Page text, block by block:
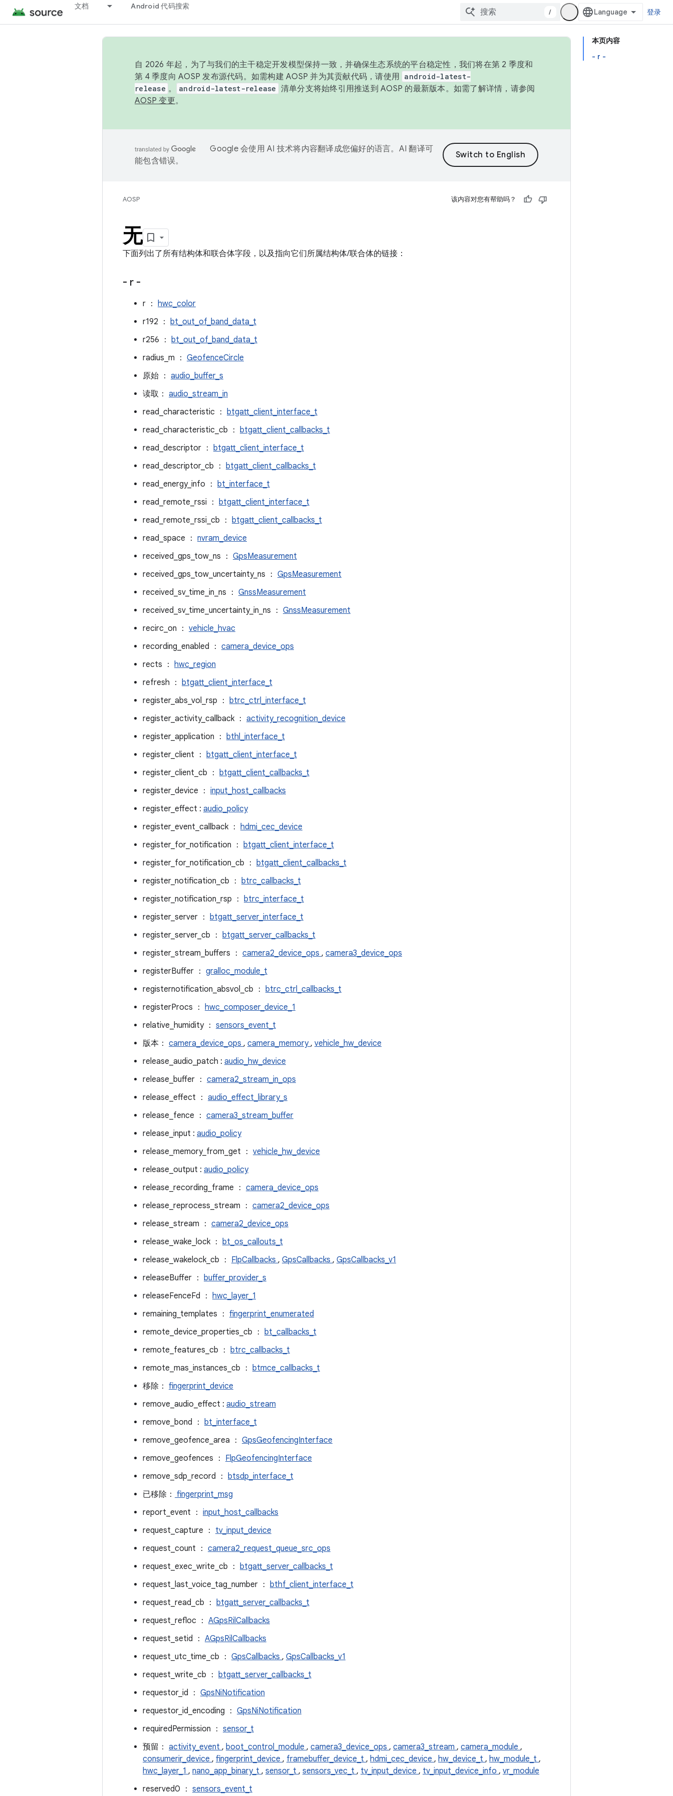
文档 Android 代码搜索
/ 登录
本页内容
- r -
自 2026 年起，为了与我们的主干稳定开发模型保持一致，并确保生态系统的平台稳定性，我们将在第 2 季度和
第 4 季度向 AOSP 发布源代码。如需构建 AOSP 并为其贡献代码，请使用 android-latest-
release 。 android-latest-release 清单分支将始终引用推送到 AOSP 的最新版本。如需了解详情，请参阅
AOSP 变更。
Google 会使用 AI 技术将内容翻译成您偏好的语言。AI 翻译可
能包含错误。
AOSP 该内容对您有帮助吗？
无
下面列出了所有结构体和联合体字段，以及指向它们所属结构体/联合体的链接：
- r -
r ： hwc_color
r192 ： bt_out_of_band_data_t
r256 ： bt_out_of_band_data_t
radius_m ： GeofenceCircle
原始 ： audio_buffer_s
读取： audio_stream_in
read_characteristic ： btgatt_client_interface_t
read_characteristic_cb ： btgatt_client_callbacks_t
read_descriptor ： btgatt_client_interface_t
read_descriptor_cb ： btgatt_client_callbacks_t
read_energy_info ： bt_interface_t
read_remote_rssi ： btgatt_client_interface_t
read_remote_rssi_cb ： btgatt_client_callbacks_t
read_space ： nvram_device
received_gps_tow_ns ： GpsMeasurement
received_gps_tow_uncertainty_ns ： GpsMeasurement
received_sv_time_in_ns ： GnssMeasurement
received_sv_time_uncertainty_in_ns ： GnssMeasurement
recirc_on ： vehicle_hvac
recording_enabled ： camera_device_ops
rects ： hwc_region
refresh ： btgatt_client_interface_t
register_abs_vol_rsp ： btrc_ctrl_interface_t
register_activity_callback ： activity_recognition_device
register_application ： bthl_interface_t
register_client ： btgatt_client_interface_t
register_client_cb ： btgatt_client_callbacks_t
register_device ： input_host_callbacks
register_effect : audio_policy
register_event_callback ： hdmi_cec_device
register_for_notification ： btgatt_client_interface_t
register_for_notification_cb ： btgatt_client_callbacks_t
register_notification_cb ： btrc_callbacks_t
register_notification_rsp ： btrc_interface_t
register_server ： btgatt_server_interface_t
register_server_cb ： btgatt_server_callbacks_t
register_stream_buffers ： camera2_device_ops , camera3_device_ops
registerBuffer ： gralloc_module_t
registernotification_absvol_cb ： btrc_ctrl_callbacks_t
registerProcs ： hwc_composer_device_1
relative_humidity ： sensors_event_t
版本： camera_device_ops , camera_memory, vehicle_hw_device
release_audio_patch : audio_hw_device
release_buffer ： camera2_stream_in_ops
release_effect ： audio_effect_library_s
release_fence ： camera3_stream_buffer
release_input : audio_policy
release_memory_from_get ： vehicle_hw_device
release_output : audio_policy
release_recording_frame ： camera_device_ops
release_reprocess_stream ： camera2_device_ops
release_stream ： camera2_device_ops
release_wake_lock ： bt_os_callouts_t
release_wakelock_cb ： FlpCallbacks , GpsCallbacks , GpsCallbacks_v1
releaseBuffer ： buffer_provider_s
releaseFenceFd ： hwc_layer_1
remaining_templates ： fingerprint_enumerated
remote_device_properties_cb ： bt_callbacks_t
remote_features_cb ： btrc_callbacks_t
remote_mas_instances_cb ： btmce_callbacks_t
移除： fingerprint_device
remove_audio_effect : audio_stream
remove_bond ： bt_interface_t
remove_geofence_area ： GpsGeofencingInterface
remove_geofences ： FlpGeofencingInterface
remove_sdp_record ： btsdp_interface_t
已移除： fingerprint_msg
report_event ： input_host_callbacks
request_capture ： tv_input_device
request_count ： camera2_request_queue_src_ops
request_exec_write_cb ： btgatt_server_callbacks_t
request_last_voice_tag_number ： bthf_client_interface_t
request_read_cb ： btgatt_server_callbacks_t
request_refloc ： AGpsRilCallbacks
request_setid ： AGpsRilCallbacks
request_utc_time_cb ： GpsCallbacks , GpsCallbacks_v1
request_write_cb ： btgatt_server_callbacks_t
requestor_id ： GpsNiNotification
requestor_id_encoding ： GpsNiNotification
requiredPermission ： sensor_t
预留： activity_event , boot_control_module , camera3_device_ops , camera3_stream , camera_module ,
consumerir_device , fingerprint_device , framebuffer_device_t , hdmi_cec_device , hw_device_t , hw_module_t ,
hwc_layer_1 , nano_app_binary_t , sensor_t , sensors_vec_t , tv_input_device , tv_input_device_info , vr_module
reserved0 ： sensors_event_t